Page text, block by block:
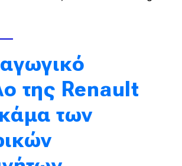
της Renault
των